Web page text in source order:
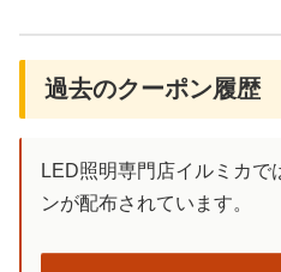
過去のクーポン履歴
LED照明専門店イルミカで
ンが配布されています。